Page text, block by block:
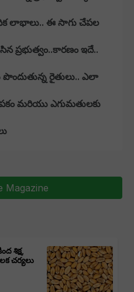
లాభాలు.. ఈ సాగు చేపల
ప్రభుత్వం..కారణం ఇదే..
రైతులు.. ఎలా
మరియు ఎగుమతులకు
Magazine
శిక్ష,
చర్యలు